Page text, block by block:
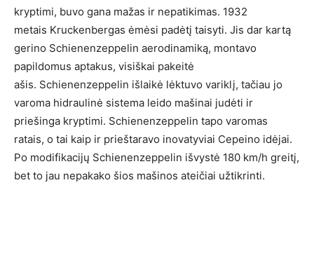
kryptimi, buvo gana mažas ir nepatikimas. 1932
metais Kruckenbergas ėmėsi padėtį taisyti. Jis dar kartą
gerino Schienenzeppelin aerodinamiką, montavo
papildomus aptakus, visiškai pakeitė
ašis. Schienenzeppelin išlaikė lėktuvo variklį, tačiau jo
varoma hidraulinė sistema leido mašinai judėti ir
priešinga kryptimi. Schienenzeppelin tapo varomas
ratais, o tai kaip ir prieštaravo inovatyviai Cepeino idėjai.
Po modifikacijų Schienenzeppelin išvystė 180 km/h greitį,
bet to jau nepakako šios mašinos ateičiai užtikrinti.